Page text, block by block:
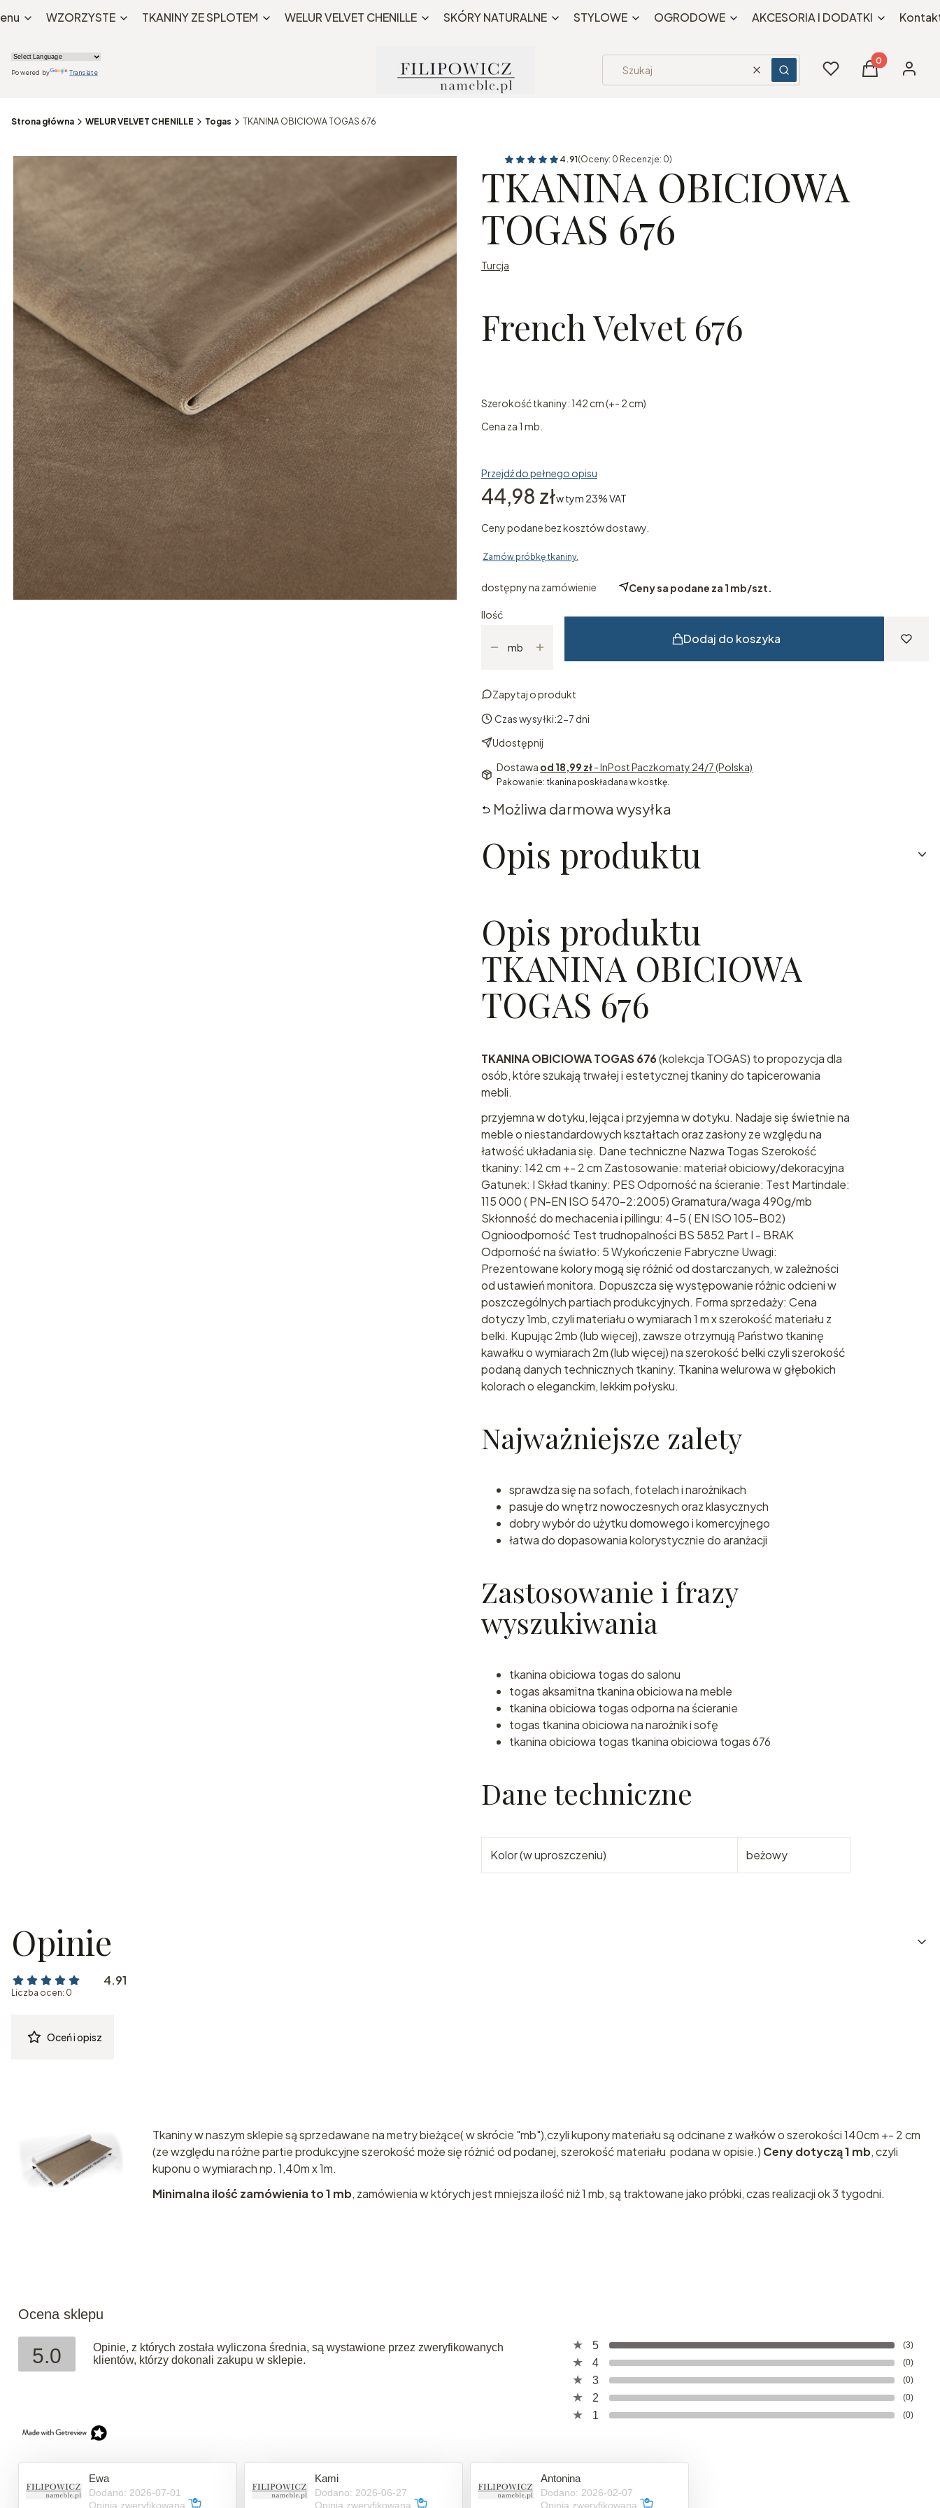
Bezpłatna wysyłka MWZ 195 PLN
Powered by Translate WyczyśćSzukaj
UlubioneProdukty w
Koszyk
WZORZYSTE TKANINY ZE SPLOTEM WELUR VELVET CHENILLE SKÓRY NATURALNE STYLOWE OGRODOWE AKCESORIA I DODATKI
Strona główna WELUR VELVET CHENILLE Togas TKANINA OBICIOWA TOGAS 676
4.91(Oceny: 0 Recenzje: 0)
TKANINA OBICIOWA
TOGAS 676
Turcja
French Velvet 676
Szerokość tkaniny: 142 cm (+- 2 cm)
Cena za 1 mb.
Przejdź do pełnego opisu
Cena
44,98 złw tym 23% VAT
w tym 23%VAT
Ceny podane bez kosztów dostawy.
Zamów próbkę tkaniny.
dostępny na zamówienie Ceny sa podane za 1 mb/szt.
Ilość
mb
Dodaj do koszyka
Zapytaj o produkt
Czas wysyłki:2-7 dni
Udostępnij
Dostawa od 18,99 zł- InPost Paczkomaty 24/7 (Polska)
Pakowanie: tkanina poskładana w kostkę.
Możliwa darmowa wysyłka
Opis produktu
Opis produktu
TKANINA OBICIOWA
TOGAS 676
TKANINA OBICIOWA TOGAS 676(kolekcja TOGAS) to propozycja dla
osób, które szukają trwałej i estetycznej tkaniny do tapicerowania
mebli.
przyjemna w dotyku, lejąca i przyjemna w dotyku. Nadaje się świetnie na
meble o niestandardowych kształtach oraz zasłony ze względu na
łatwość układania się. Dane techniczne Nazwa Togas Szerokość
tkaniny: 142 cm +- 2 cm Zastosowanie: materiał obiciowy/dekoracyjna
Gatunek: I Skład tkaniny: PES Odporność na ścieranie: Test Martindale:
115 000 ( PN-EN ISO 5470-2:2005) Gramatura/waga 490g/mb
Skłonność do mechacenia i pillingu: 4-5 ( EN ISO 105-B02)
Ognioodporność Test trudnopalności BS 5852 Part I - BRAK
Odporność na światło: 5 Wykończenie Fabryczne Uwagi:
Prezentowane kolory mogą się różnić od dostarczanych, w zależności
od ustawień monitora. Dopuszcza się występowanie różnic odcieni w
poszczególnych partiach produkcyjnych. Forma sprzedaży: Cena
dotyczy 1mb, czyli materiału o wymiarach 1 m x szerokość materiału z
belki. Kupując 2mb (lub więcej), zawsze otrzymują Państwo tkaninę
kawałku o wymiarach 2m (lub więcej) na szerokość belki czyli szerokość
podaną danych technicznych tkaniny. Tkanina welurowa w głębokich
kolorach o eleganckim, lekkim połysku.
Najważniejsze zalety
sprawdza się na sofach, fotelach i narożnikach
pasuje do wnętrz nowoczesnych oraz klasycznych
dobry wybór do użytku domowego i komercyjnego
łatwa do dopasowania kolorystycznie do aranżacji
Zastosowanie i frazy
wyszukiwania
tkanina obiciowa togas do salonu
togas aksamitna tkanina obiciowa na meble
tkanina obiciowa togas odporna na ścieranie
togas tkanina obiciowa na narożnik i sofę
tkanina obiciowa togas tkanina obiciowa togas 676
Dane techniczne
Kolor (w uproszczeniu) beżowy
Opinie
4.91
Liczba ocen: 0
Oceń i opisz
Tkaniny w naszym sklepie są sprzedawane na metry bieżące( w skrócie "mb"),czyli kupony materiału są odcinane z wałków o szerokości 140cm +- 2 cm
(ze względu na różne partie produkcyjne szerokość może się różnić od podanej, szerokość materiału podana w opisie.) Ceny dotyczą 1 mb, czyli
kuponu o wymiarach np. 1,40m x 1m.
Minimalna ilość zamówienia to 1 mb, zamówienia w których jest mniejsza ilość niż 1 mb, są traktowane jako próbki, czas realizacji ok 3 tygodni.
Ocena sklepu
5.0
Opinie, z których została wyliczona średnia, są wystawione przez zweryfikowanych
klientów, którzy dokonali zakupu w sklepie.
5 (3)
4 (0)
3 (0)
2 (0)
1 (0)
Ewa
Dodano: 2026-07-01
Opinia zweryfikowana
Kami
Dodano: 2026-06-27
Opinia zweryfikowana
Antonina
Dodano: 2026-02-07
Opinia zweryfikowana